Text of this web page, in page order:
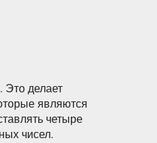
Это делает
являются
четыре
чисел.